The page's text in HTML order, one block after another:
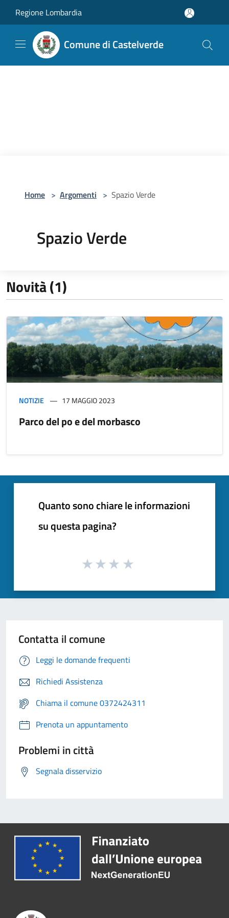
Regione Lombardia
Comune di Castelverde
Home > Argomenti > Spazio Verde
Spazio Verde
Novità (1)
NOTIZIE 17 MAGGIO 2023
Parco del po e del morbasco
Quanto sono chiare le informazioni
su questa pagina?
Contatta il comune
Leggi le domande frequenti
Richiedi Assistenza
Chiama il comune 0372424311
Prenota un appuntamento
Problemi in città
Segnala disservizio